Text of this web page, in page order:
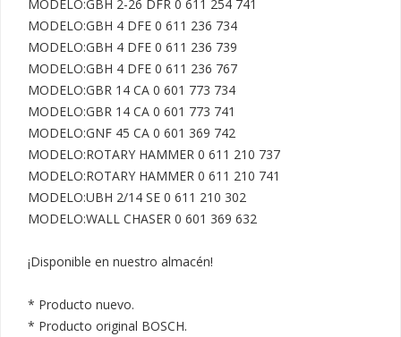
MODELO:GBH 2-26 DFR 0 611 254 741
MODELO:GBH 4 DFE 0 611 236 734
MODELO:GBH 4 DFE 0 611 236 739
MODELO:GBH 4 DFE 0 611 236 767
MODELO:GBR 14 CA 0 601 773 734
MODELO:GBR 14 CA 0 601 773 741
MODELO:GNF 45 CA 0 601 369 742
MODELO:ROTARY HAMMER 0 611 210 737
MODELO:ROTARY HAMMER 0 611 210 741
MODELO:UBH 2/14 SE 0 611 210 302
MODELO:WALL CHASER 0 601 369 632
¡Disponible en nuestro almacén!
* Producto nuevo.
* Producto original BOSCH.